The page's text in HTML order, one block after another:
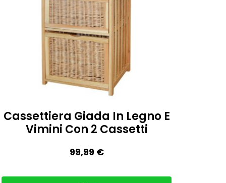
Cassettiera Giada In Legno E
Vimini Con 2 Cassetti
99,99 €